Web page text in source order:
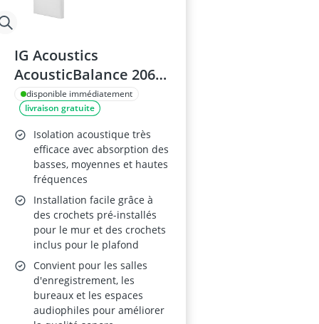
IG Acoustics
AcousticBalance 206
Absorbeur acoustique
Blanc
disponible immédiatement
livraison gratuite
Isolation acoustique très
efficace avec absorption des
basses, moyennes et hautes
fréquences
Installation facile grâce à
des crochets pré-installés
pour le mur et des crochets
inclus pour le plafond
Convient pour les salles
d'enregistrement, les
bureaux et les espaces
audiophiles pour améliorer